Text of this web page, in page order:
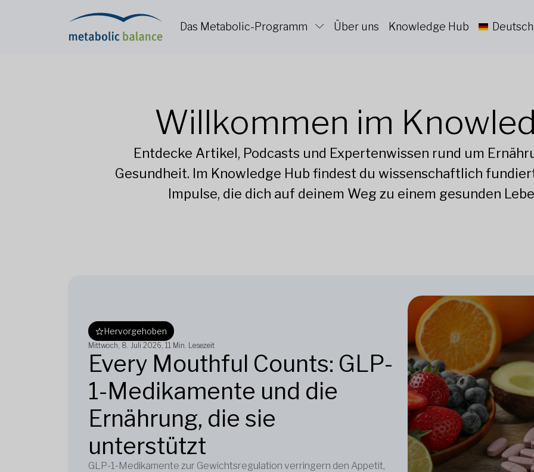
Das Metabolic-Programm Über uns Knowledge Hub
Willkommen im
Entdecke Artikel, Podcasts und Expertenwissen rund um
Gesundheit. Im Knowledge Hub findest du wissenschaftlich
Impulse, die dich auf deinem Weg zu einem gesunden
Hervorgehoben
Mittwoch, 8. Juli 2026, 11 Min. Lesezeit
Every Mouthful Counts: GLP-
1-Medikamente und die
Ernährung, die sie
unterstützt
GLP-1-Medikamente zur Gewichtsregulation verringern den Appetit,